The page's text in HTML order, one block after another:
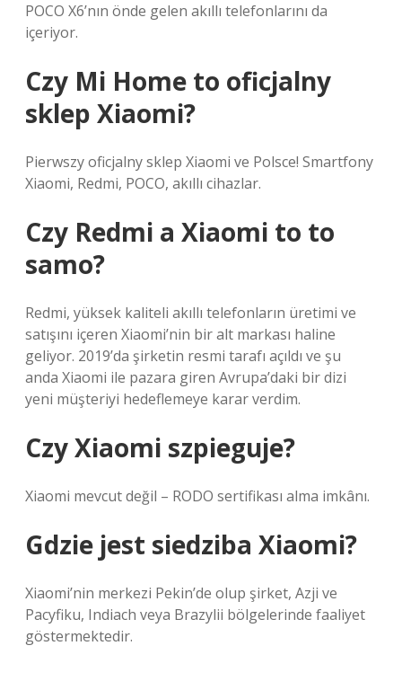
POCO X6’nın önde gelen akıllı telefonlarını da
içeriyor.
Czy Mi Home to oficjalny
sklep Xiaomi?
Pierwszy oficjalny sklep Xiaomi ve Polsce! Smartfony
Xiaomi, Redmi, POCO, akıllı cihazlar.
Czy Redmi a Xiaomi to to
samo?
Redmi, yüksek kaliteli akıllı telefonların üretimi ve
satışını içeren Xiaomi’nin bir alt markası haline
geliyor. 2019’da şirketin resmi tarafı açıldı ve şu
anda Xiaomi ile pazara giren Avrupa’daki bir dizi
yeni müşteriyi hedeflemeye karar verdim.
Czy Xiaomi szpieguje?
Xiaomi mevcut değil – RODO sertifikası alma imkânı.
Gdzie jest siedziba Xiaomi?
Xiaomi’nin merkezi Pekin’de olup şirket, Azji ve
Pacyfiku, Indiach veya Brazylii bölgelerinde faaliyet
göstermektedir.